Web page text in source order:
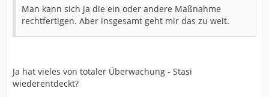
Man kann sich ja die ein oder andere Maßnahme
rechtfertigen. Aber insgesamt geht mir das zu weit.
Ja hat vieles von totaler Überwachung - Stasi
wiederentdeckt?